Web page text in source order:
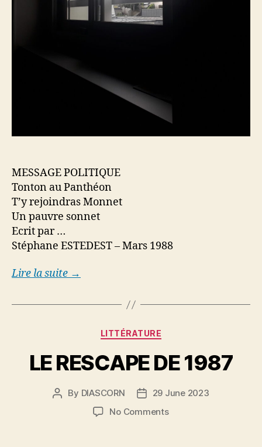
MESSAGE POLITIQUE
Tonton au Panthéon
T’y rejoindras Monnet
Un pauvre sonnet
Ecrit par …
Stéphane ESTEDEST – Mars 1988
Lire la suite →
Categories
LITTÉRATURE
LE RESCAPE DE 1987
Post
By DIASCORN
Post29 June 2023
No Commentson